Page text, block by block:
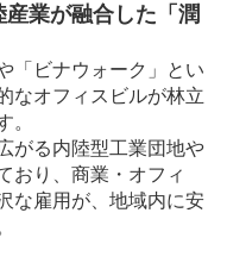
業が融合した「潤
「ビナウォーク」とい
なオフィスビルが林立
がる内陸型工業団地や
おり、商業・オフィ
な雇用が、地域内に安